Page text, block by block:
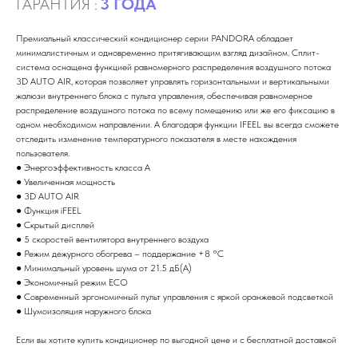
ГАРАНТИЯ : 3 ГОДА
Премиальный классический кондиционер серии PANDORA обладает
минималистичным и одновременно притягивающим взгляд дизайном. Сплит-
система оснащена функцией равномерного распределения воздушного потока
3D AUTO AIR, которая позволяет управлять горизонтальными и вертикальными
жалюзи внутреннего блока с пульта управления, обеспечивая равномерное
распределение воздушного потока по всему помещению или же его фиксацию в
одном необходимом направлении. А благодаря функции IFEEL вы всегда сможете
отследить изменение температурного показателя в месте нахождения
пользователя.
● Энергоэффективность класса А
● Увеличенная мощность
● 3D AUTO AIR
● Функция iFEEL
● Скрытый дисплей
● 5 скоростей вентилятора внутреннего воздуха
● Режим дежурного обогрева – поддержание +8 °С
● Минимальный уровень шума от 21.5 дБ(А)
● Экономичный режим ECO
● Современный эргономичный пульт управления с яркой оранжевой подсветкой
● Шумоизоляция наружного блока
Если вы хотите купить кондиционер по выгодной цене и с бесплатной доставкой